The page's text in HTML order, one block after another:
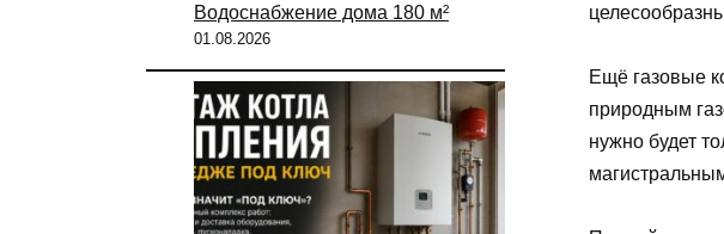
Ещё газовые
природным
нужно будет
Водоснабжение дома 180 м²
01.08.2026